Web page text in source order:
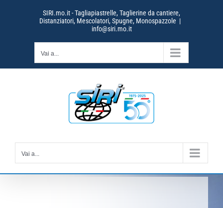
SIRI.mo.it - Tagliapiastrelle, Taglierine da cantiere,
Distanziatori, Mescolatori, Spugne, Monospazzole |
info@siri.mo.it
Vai a...
Vai a...